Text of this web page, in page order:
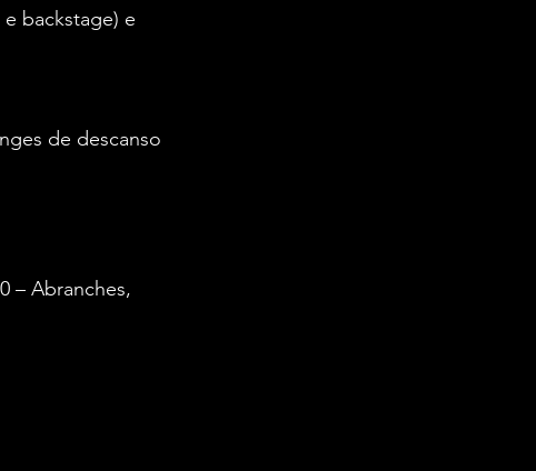
backstage) e
de descanso
– Abranches,